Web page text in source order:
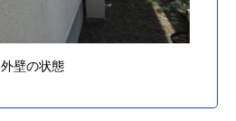
外壁の状態